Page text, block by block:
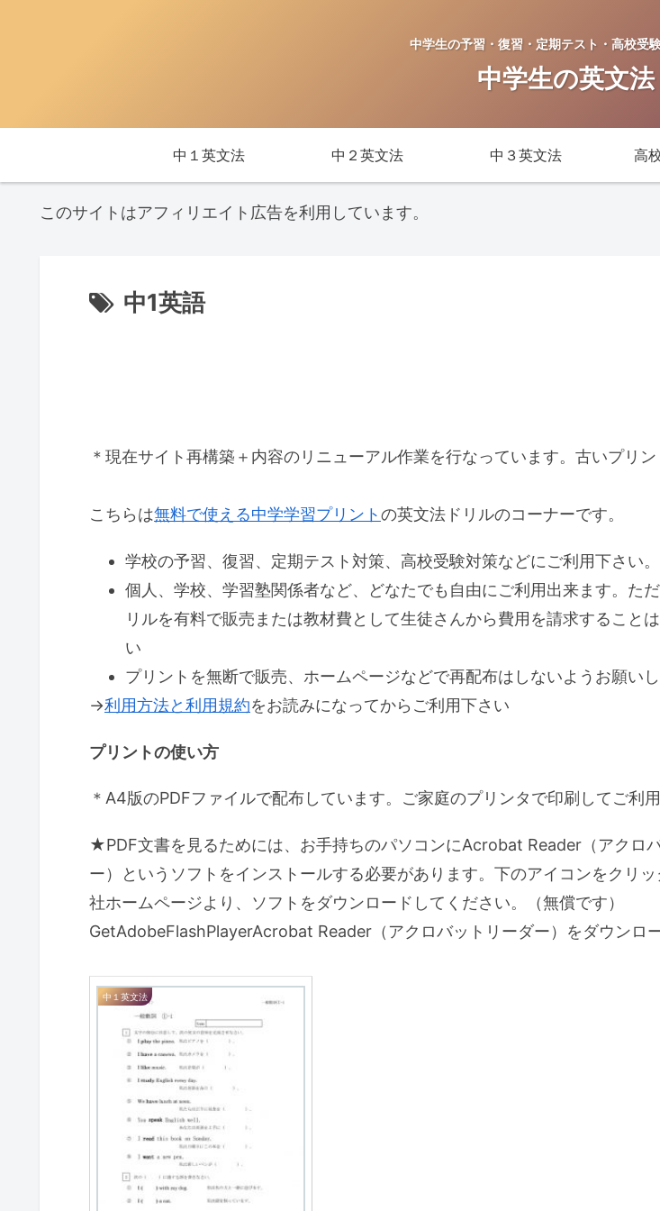
中学生の予習・復習・定期テスト・高校
中学生の英文
中１英文法 中２英文法 中３英文法 高
このサイトはアフィリエイト広告を利用しています。
中1英語
＊現在サイト再構築＋内容のリニューアル作業を行なっています。古いプリ
こちらは無料で使える中学学習プリントの英文法ドリルのコーナーです。
学校の予習、復習、定期テスト対策、高校受験対策などにご利用下さい。
個人、学校、学習塾関係者など、どなたでも自由にご利用出来ます。た
リルを有料で販売または教材費として生徒さんから費用を請求すること
い
プリントを無断で販売、ホームページなどで再配布はしないようお願いし
→利用方法と利用規約をお読みになってからご利用下さい
プリントの使い方
＊A4版のPDFファイルで配布しています。ご家庭のプリンタで印刷してご利用
★PDF文書を見るためには、お手持ちのパソコンにAcrobat Reader（アクロ
ー）というソフトをインストールする必要があります。下のアイコンをクリ
社ホームページより、ソフトをダウンロードしてください。（無償です）
GetAdobeFlashPlayerAcrobat Reader（アクロバットリーダー）をダウンロ
中１英文法